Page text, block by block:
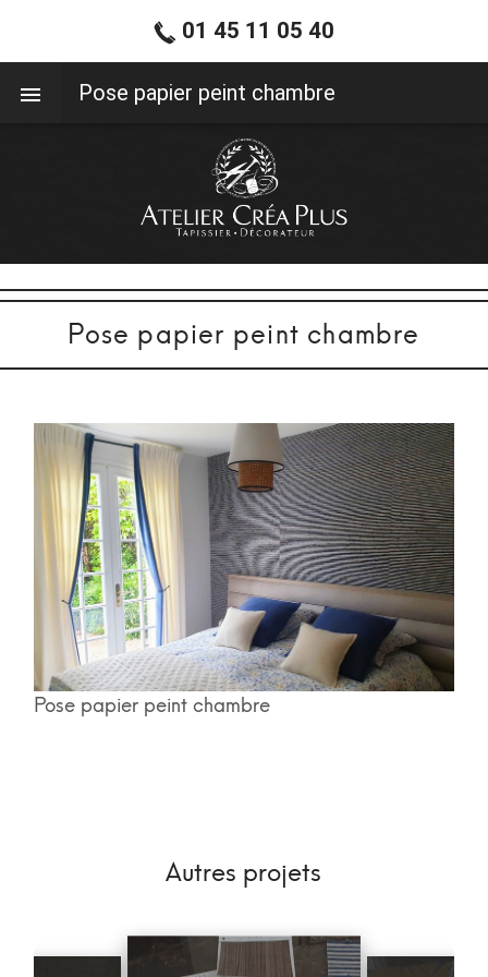
Pose papier peint chambre
Pose papier peint chambre
Autres projets
01 45 11 05 40
Pose papier peint chambre